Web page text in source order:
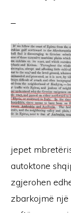
jepet
autoktone
zgjerohen
zbarkojmë